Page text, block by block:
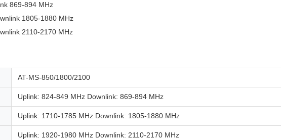
869-894 MHz
1805-1880 MHz
2110-2170 MHz
AT-MS-850/1800/2100
Uplink: 824-849 MHz Downlink: 869-894 MHz
Uplink: 1710-1785 MHz Downlink: 1805-1880 MHz
Uplink: 1920-1980 MHz Downlink: 2110-2170 MHz